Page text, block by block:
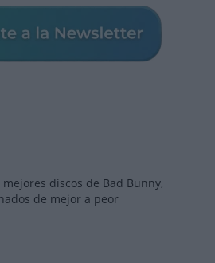
mejores discos de Bad Bunny,
de mejor a peor